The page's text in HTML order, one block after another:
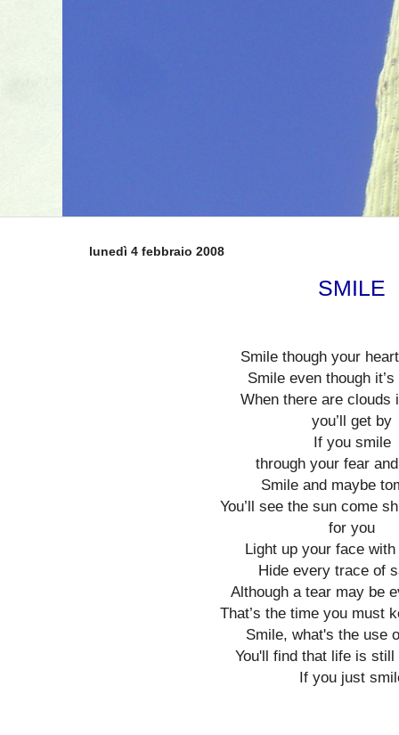
lunedì 4 febbraio 2008
SMILE
Smile though your
Smile even though
When there are clouds
you’ll get by
If you smile
through your fear
Smile and maybe
You’ll see the sun come
for you
Light up your face
Hide every trace of
Although a tear may be
That’s the time you must
Smile, what's the use
You'll find that life is still
If you just